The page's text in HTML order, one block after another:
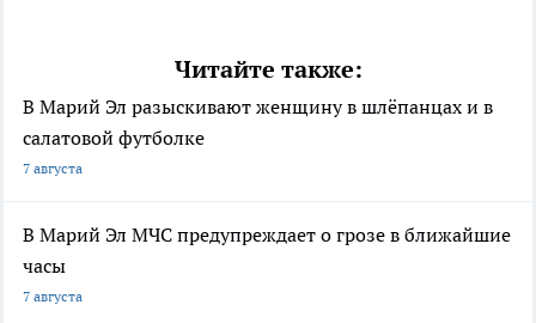
Читайте также:
В Марий Эл разыскивают женщину в шлёпанцах и в
салатовой футболке
7 августа
В Марий Эл МЧС предупреждает о грозе в ближайшие
часы
7 августа